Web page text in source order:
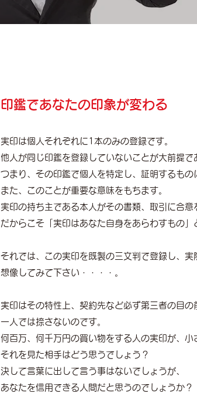
印鑑であなたの印象が変わる
実印は個人それぞれに1本のみの登録です。
他人が同じ印鑑を登録していないことが大前提で
つまり、その印鑑で個人を特定し、証明するもの
また、このことが重要な意味をもちます。
実印の持ち主である本人がその書類、取引に合意
だからこそ「実印はあなた自身をあらわすもの」
それでは、この実印を既製の三文判で登録し、実
想像してみて下さい・・・・。
実印はその特性上、契約先など必ず第三者の目の
一人では捺さないのです。
何百万、何千万円の買い物をする人の実印が、小
それを見た相手はどう思うでしょう？
決して言葉に出して言う事はないでしょうが、
あなたを信用できる人間だと思うのでしょうか？